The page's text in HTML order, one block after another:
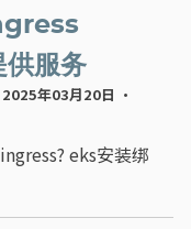
服务
年03月20日 ·
eks安装绑